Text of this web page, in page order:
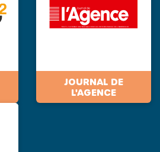
JOURNAL DE
L'AGENCE